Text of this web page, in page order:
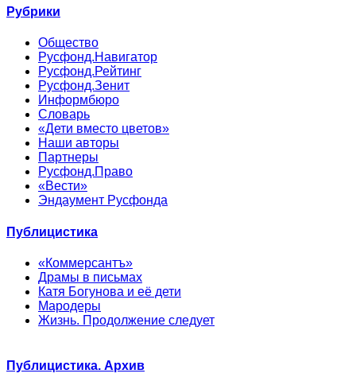
Рубрики
Общество
Русфонд.Навигатор
Русфонд.Рейтинг
Русфонд.Зенит
Информбюро
Словарь
«Дети вместо цветов»
Наши авторы
Партнеры
Русфонд.Право
«Вести»
Эндаумент Русфонда
Публицистика
«Коммерсантъ»
Драмы в письмах
Катя Богунова и её дети
Мародеры
Жизнь. Продолжение следует
Публицистика. Архив